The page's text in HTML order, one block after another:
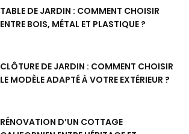
TABLE DE JARDIN : COMMENT CHOISIR
ENTRE BOIS, MÉTAL ET PLASTIQUE ?
CLÔTURE DE JARDIN : COMMENT CHOISIR
LE MODÈLE ADAPTÉ À VOTRE EXTÉRIEUR ?
RÉNOVATION D’UN COTTAGE